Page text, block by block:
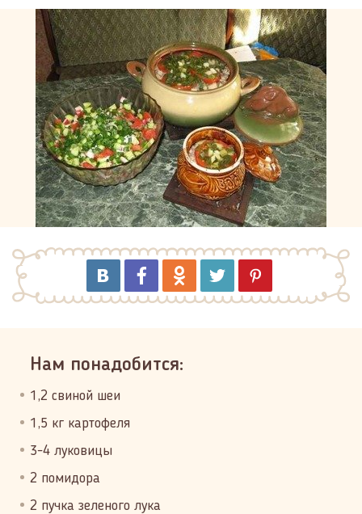
Нам понадобится:
1,2 свиной шеи
1,5 кг картофеля
3-4 луковицы
2 помидора
2 пучка зеленого лука